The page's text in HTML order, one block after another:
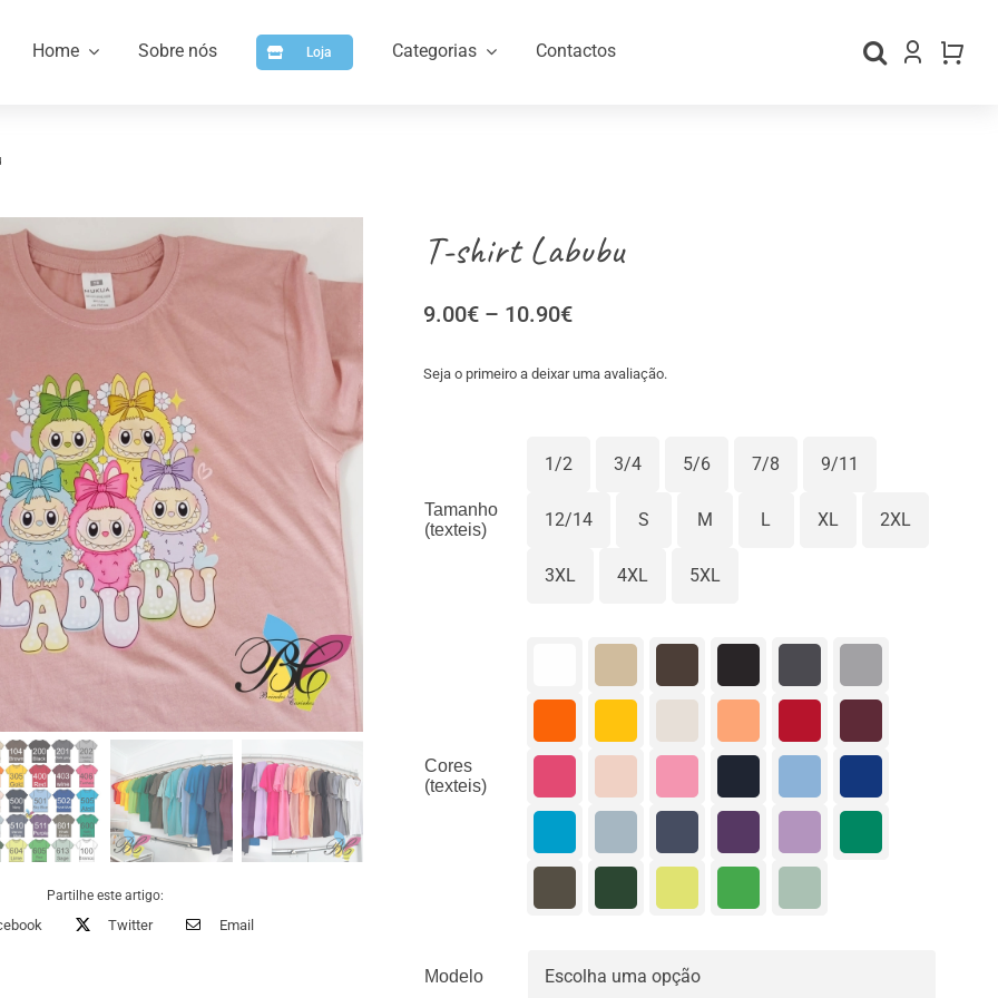
Home Sobre nós Loja Categorias
Artigos para Personalizar
Contactos
Partilhe este artigo:
Twitter Email
T-shirt Labubu
9.00€ – 10.90€Price
9.00€
Seja o primeiro a deixar uma avaliação.
Tamanho
(texteis)
1/2 3/4 5/6 7/8 9/11
12/14 S M L XL 2XL
3XL 4XL 5XL
Cores
(texteis)
Modelo